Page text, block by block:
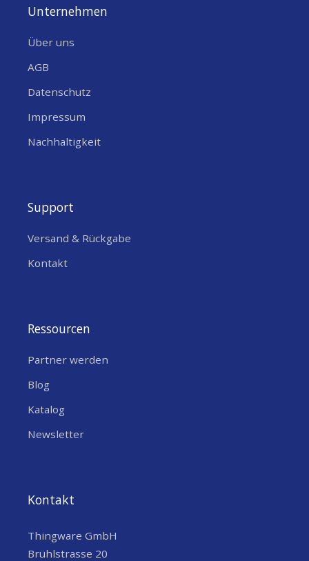
Unternehmen
Über uns
AGB
Datenschutz
Impressum
Nachhaltigkeit
Support
Versand & Rückgabe
Kontakt
Ressourcen
Partner werden
Blog
Katalog
Newsletter
Kontakt
Thingware GmbH
Brühlstrasse 20